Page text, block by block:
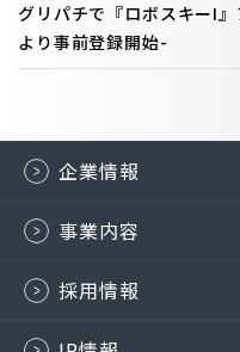
グリパチで『ロボスキーI
より事前登録開始-
企業情報
事業内容
採用情報